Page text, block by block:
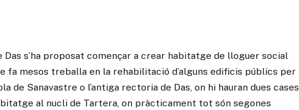
Das s’ha proposat començar a crear habitatge de lloguer social
fa mesos treballa en la rehabilitació d’alguns edificis públics per
de Sanavastre o l’antiga rectoria de Das, on hi hauran dues cases
al nucli de Tartera, on pràcticament tot són segones